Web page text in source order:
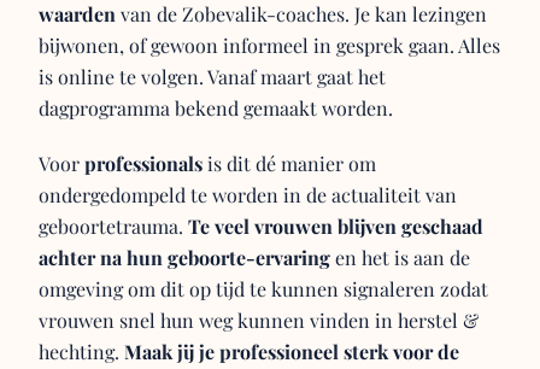
waarden van de Zobevalik-coaches. Je kan lezingen
bijwonen, of gewoon informeel in gesprek gaan. Alles
is online te volgen. Vanaf maart gaat het
dagprogramma bekend gemaakt worden.
Voorprofessionalsis dit dé manier om
ondergedompeld te worden in de actualiteit van
geboortetrauma.Te veel vrouwen blijven geschaad
achter na hun geboorte-ervaringen het is aan de
omgeving om dit op tijd te kunnen signaleren zodat
vrouwen snel hun weg kunnen vinden in herstel &
hechting.Maak jij je professioneel sterk voor de